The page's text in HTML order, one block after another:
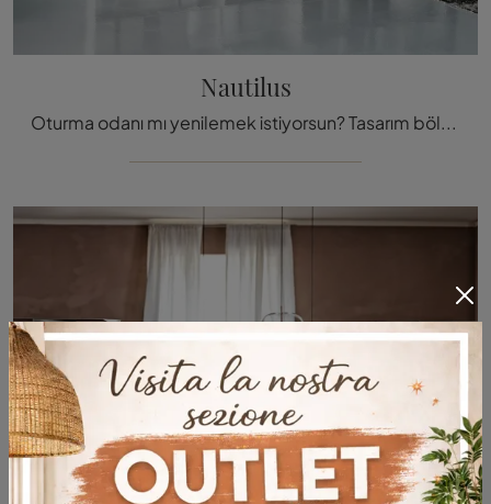
Nautilus
Oturma odanı mı yenilemek istiyorsun? Tasarım bölme raflar hakkında bilgi al ve iç mekanlarını Nautilus modeli ile donat